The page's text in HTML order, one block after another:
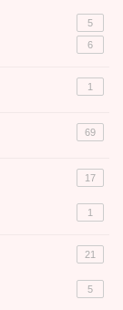
5
6
1
69
17
1
21
5